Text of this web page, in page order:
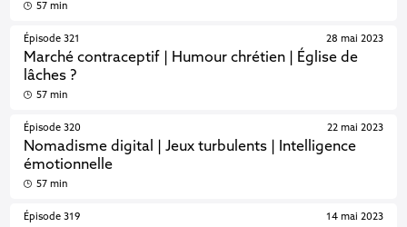
57 min
Épisode 321
Marché contraceptif | Humour chrétien | Église de
lâches ?
28 mai 2023
57 min
Épisode 320
Nomadisme digital | Jeux turbulents | Intelligence
émotionnelle
22 mai 2023
57 min
Épisode 319 14 mai 2023